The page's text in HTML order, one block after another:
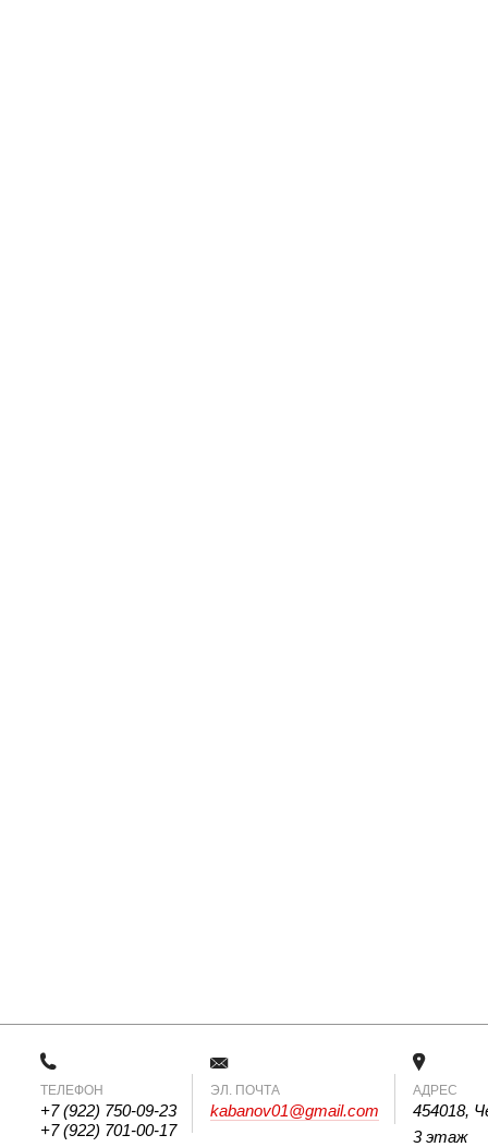
ТЕЛЕФОН
+7 (922) 750-09-23
+7 (922) 701-00-17
ЭЛ. ПОЧТА
kabanov01@gmail.com
АДРЕС
454018,
3 этаж